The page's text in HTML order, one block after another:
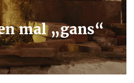
mal „gans“